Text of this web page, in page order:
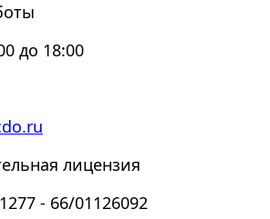
до 18:00
лицензия
- 66/01126092